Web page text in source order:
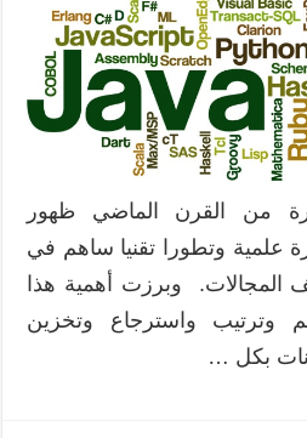
من القرن الماضي ظهور
علمية وتطورا تقنيا ساهم في
المجالات. وبرزت أهمية هذا
وترتيب واسترجاع وتخزين
بكل …